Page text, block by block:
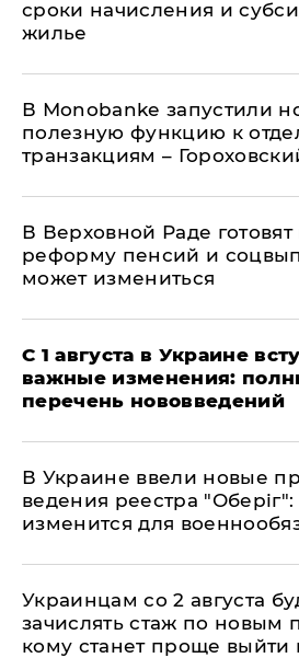
сроки начисления и
жилье
В Мonobankе запустили
полезную функцию к
транзакциям –
В Верховной Раде
реформу пенсий и
может измениться
С 1 августа в Украине
важные изменения:
перечень нововведений
В Украине ввели новые
ведения реестра "Оберіг":
изменится для
Украинцам со 2 августа
зачислять стаж по новым
кому станет проще